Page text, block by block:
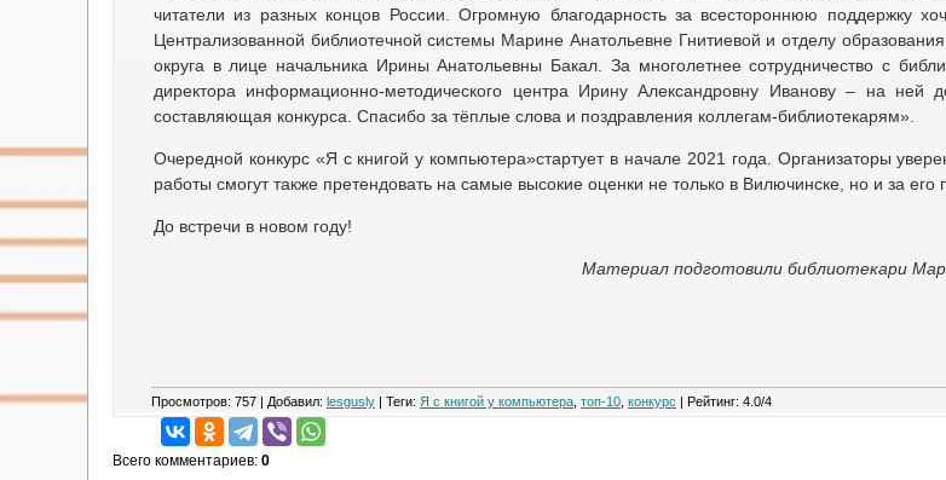
читатели из разных концов России. Огромную благодарность за всестороннюю поддержку
Централизованной библиотечной системы Марине Анатольевне Гнитиевой и отделу образования
округа в лице начальника Ирины Анатольевны Бакал. За многолетнее сотрудничество с
директора информационно-методического центра Ирину Александровну Иванову – на ней
составляющая конкурса. Спасибо за тёплые слова и поздравления коллегам-библиотекарям».
Очередной конкурс «Я с книгой у компьютера»стартует в начале 2021 года. Организаторы
работы смогут также претендовать на самые высокие оценки не только в Вилючинске, но и за его
До встречи в новом году!
Материал подготовили библиотекари
Просмотров: 757 | Добавил: lesgusly | Теги: Я с книгой у компьютера топ-10 конкурс | Рейтинг: 4.0/4
Всего комментариев: 0